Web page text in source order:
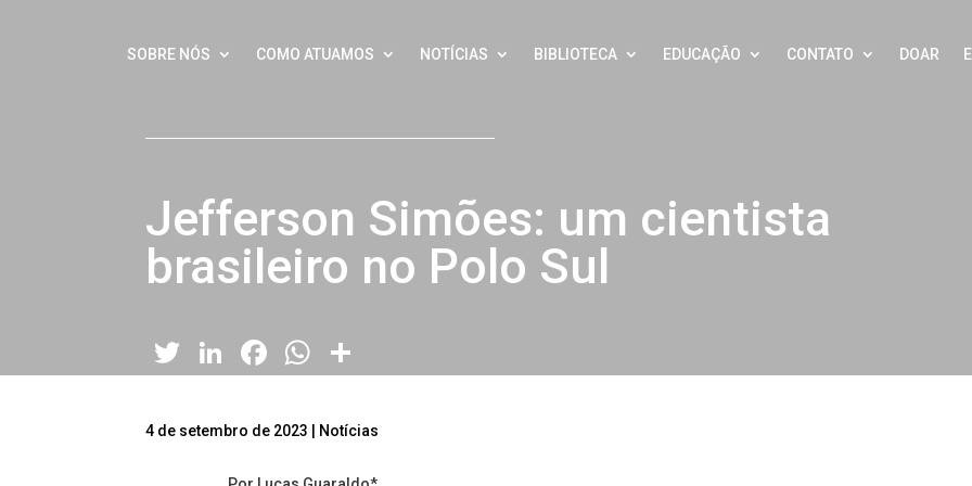
SOBRE NÓS COMO ATUAMOS NOTÍCIAS BIBLIOTECA EDUCAÇÃO CONTATO DOAR
Jefferson Simões: um cientista
brasileiro no Polo Sul
Twitter
LinkedIn
Facebook
WhatsApp
4 de setembro de 2023 Notícias